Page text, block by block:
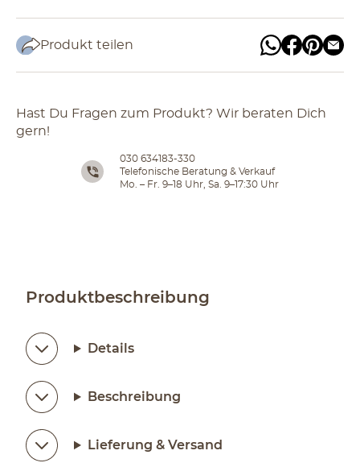
Produkt teilen
Hast Du Fragen zum Produkt? Wir beraten Dich
gern!
030 634183-330
Telefonische Beratung & Verkauf
Mo. – Fr. 9–18 Uhr, Sa. 9–17:30 Uhr
Produktbeschreibung
Details
Beschreibung
Lieferung & Versand